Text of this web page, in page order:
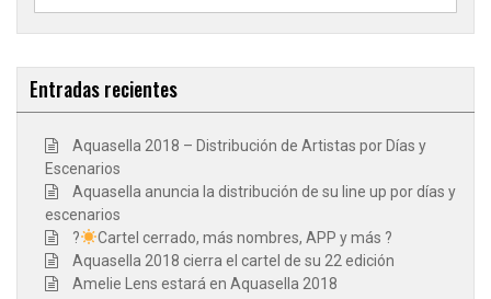
Entradas recientes
Aquasella 2018 – Distribución de Artistas por Días y
Escenarios
Aquasella anuncia la distribución de su line up por días y
escenarios
?
Cartel cerrado, más nombres, APP y más ?
Aquasella 2018 cierra el cartel de su 22 edición
Amelie Lens estará en Aquasella 2018